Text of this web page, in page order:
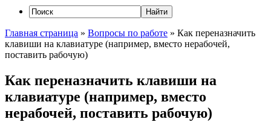
Главная страница » Вопросы по работе » Как переназначить
клавиши на клавиатуре (например, вместо нерабочей,
поставить рабочую)
Как переназначить клавиши на
клавиатуре (например, вместо
нерабочей, поставить рабочую)